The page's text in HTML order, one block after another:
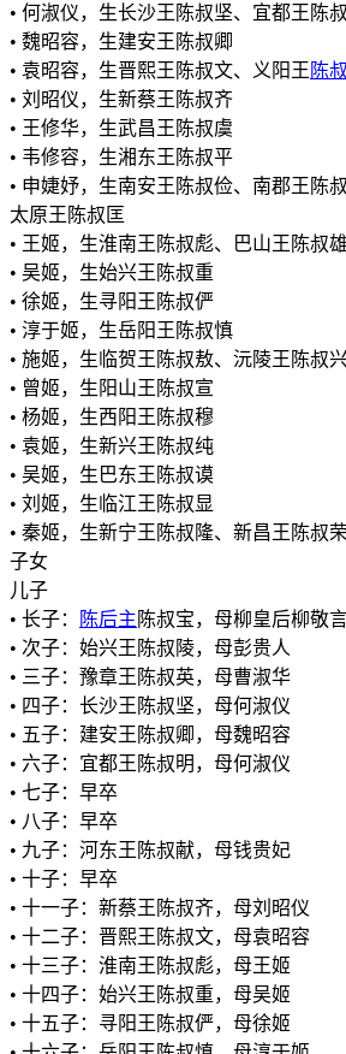
• 何淑仪，生长沙王陈叔坚、宜都王陈
• 魏昭容，生建安王陈叔卿
• 袁昭容，生晋熙王陈叔文、义阳王 陈
• 刘昭仪，生新蔡王陈叔齐
• 王修华，生武昌王陈叔虞
• 韦修容，生湘东王陈叔平
• 申婕妤，生南安王陈叔俭、南郡王陈
太原王陈叔匡
• 王姬，生淮南王陈叔彪、巴山王陈叔雄
• 吴姬，生始兴王陈叔重
• 徐姬，生寻阳王陈叔俨
• 淳于姬，生岳阳王陈叔慎
• 施姬，生临贺王陈叔敖、沅陵王陈叔
• 曾姬，生阳山王陈叔宣
• 杨姬，生西阳王陈叔穆
• 袁姬，生新兴王陈叔纯
• 吴姬，生巴东王陈叔谟
• 刘姬，生临江王陈叔显
• 秦姬，生新宁王陈叔隆、新昌王陈叔荣
子女
儿子
• 长子：
陈后主 陈叔宝，母柳皇后柳敬
• 次子：始兴王陈叔陵，母彭贵人
• 三子：豫章王陈叔英，母曹淑华
• 四子：长沙王陈叔坚，母何淑仪
• 五子：建安王陈叔卿，母魏昭容
• 六子：宜都王陈叔明，母何淑仪
• 七子：早卒
• 八子：早卒
• 九子：河东王陈叔献，母钱贵妃
• 十子：早卒
• 十一子：新蔡王陈叔齐，母刘昭仪
• 十二子：晋熙王陈叔文，母袁昭容
• 十三子：淮南王陈叔彪，母王姬
• 十四子：始兴王陈叔重，母吴姬
• 十五子：寻阳王陈叔俨，母徐姬